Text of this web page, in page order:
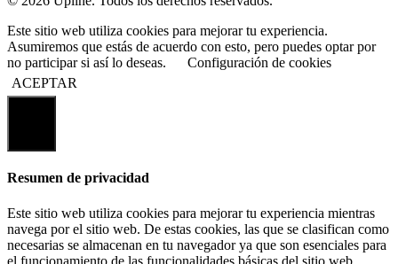
Este sitio web utiliza cookies para mejorar tu experiencia.
Asumiremos que estás de acuerdo con esto, pero puedes optar por
no participar si así lo deseas.
Configuración de cookies
ACEPTAR
Resumen de privacidad
Este sitio web utiliza cookies para mejorar tu experiencia mientras
navega por el sitio web. De estas cookies, las que se clasifican como
necesarias se almacenan en tu navegador ya que son esenciales para
el funcionamiento de las funcionalidades básicas del sitio web.